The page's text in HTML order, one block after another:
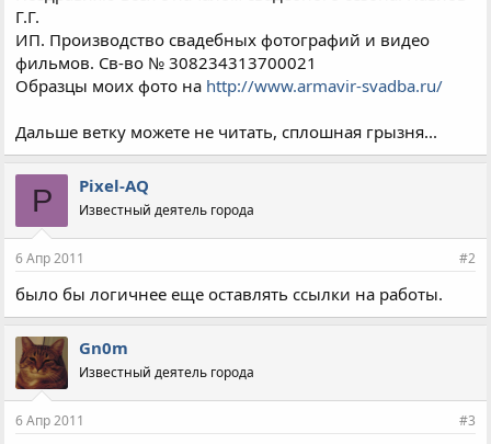
Г.Г.
ИП. Производство свадебных фотографий и видео
фильмов. Cв-во № 308234313700021
Образцы моих фото на http://www.armavir-svadba.ru/
Дальше ветку можете не читать, сплошная грызня...
P Pixel-AQ
Известный деятель города
6 Апр 2011 #2
было бы логичнее еще оставлять ссылки на работы.
Gn0m
Известный деятель города
6 Апр 2011 #3